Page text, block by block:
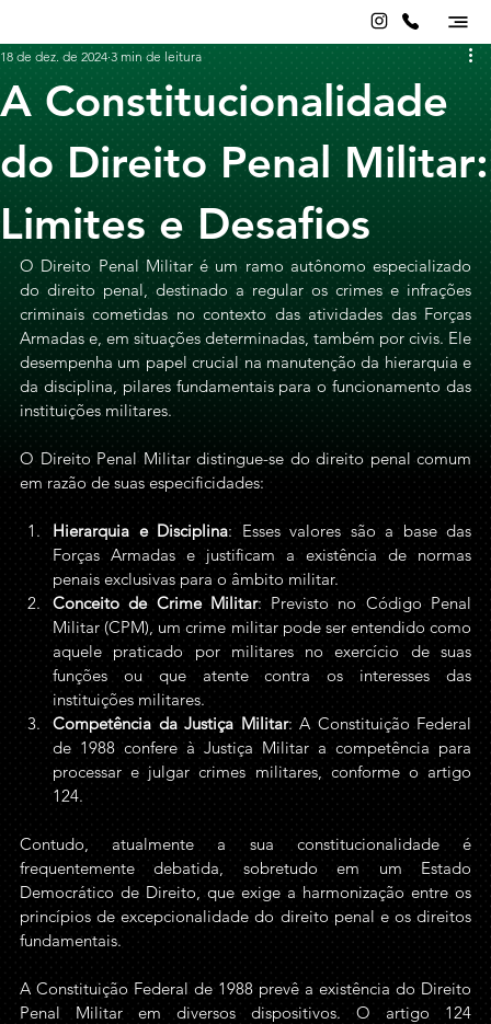
A Constitucionalidade
do Direito Penal Militar:
Limites e Desafios
18 de dez. de 2024 3 min de leitura
O Direito Penal Militar é um ramo autônomo especializado
do direito penal, destinado a regular os crimes e infrações
criminais cometidas no contexto das atividades das Forças
Armadas e, em situações determinadas, também por civis. Ele
desempenha um papel crucial na manutenção da hierarquia e
da disciplina, pilares fundamentais para o funcionamento das
instituições militares.
O Direito Penal Militar distingue-se do direito penal comum
em razão de suas especificidades:
Hierarquia e Disciplina: Esses valores são a base das
Forças Armadas e justificam a existência de normas
penais exclusivas para o âmbito militar.
Conceito de Crime Militar: Previsto no Código Penal
Militar (CPM), um crime militar pode ser entendido como
aquele praticado por militares no exercício de suas
funções ou que atente contra os interesses das
instituições militares.
Competência da Justiça Militar: A Constituição Federal
de 1988 confere à Justiça Militar a competência para
processar e julgar crimes militares, conforme o artigo
124.
Contudo, atualmente a sua constitucionalidade é
frequentemente debatida, sobretudo em um Estado
Democrático de Direito, que exige a harmonização entre os
princípios de excepcionalidade do direito penal e os direitos
fundamentais.
A Constituição Federal de 1988 prevê a existência do Direito
Penal Militar em diversos dispositivos. O artigo 124